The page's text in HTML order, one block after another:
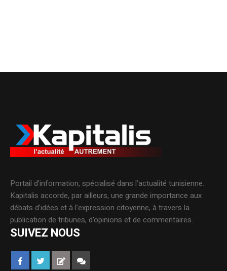
Portail d’information, spécialisé dans l’actualité tunisienne.
Kapitalis accorde, par ailleurs, une grande importance aux
débats d’idées et à l’expression citoyenne, à travers la
publication de tribunes, d’opinions et de commentaires.
SUIVEZ NOUS